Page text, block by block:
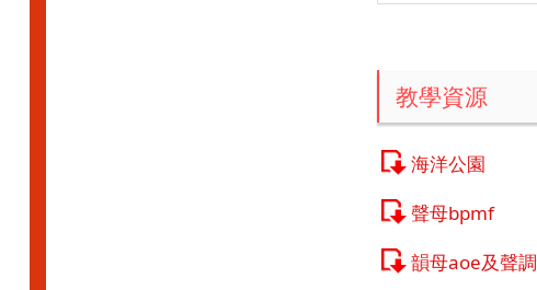
教學資源
海洋公園
聲母bpmf
韻母aoe及聲調